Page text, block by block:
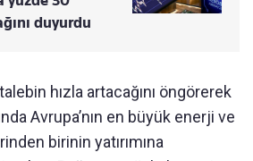
duyurdu
hızla artacağını öngörerek
Avrupa’nın en büyük enerji ve
birinin yatırımına